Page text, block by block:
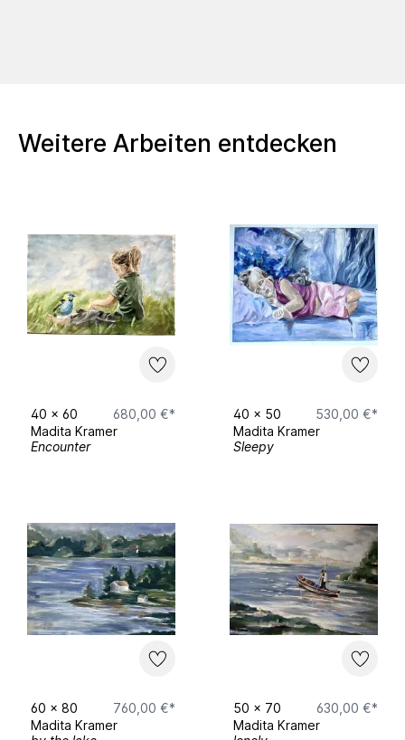
Weitere Arbeiten entdecken
40 x 60
680,00 €*
Madita Kramer
Encounter
40 x 50
530,00 €*
Madita Kramer
Sleepy
60 x 80
760,00 €*
Madita Kramer
50 x 70
630,00 €*
Madita Kramer